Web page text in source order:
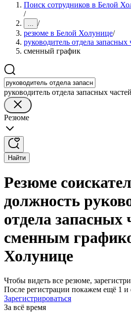
Поиск сотрудников в Белой
/
... /
резюме в Белой Холунице/
руководитель отдела запасных
сменный график
руководитель отдела запасных частей
Резюме
Найти
Резюме
должность
отдела запасных
сменным
Холунице
Чтобы видеть все резюме,
После регистрации покажем ещё 1 и
Зарегистрироваться
За всё время